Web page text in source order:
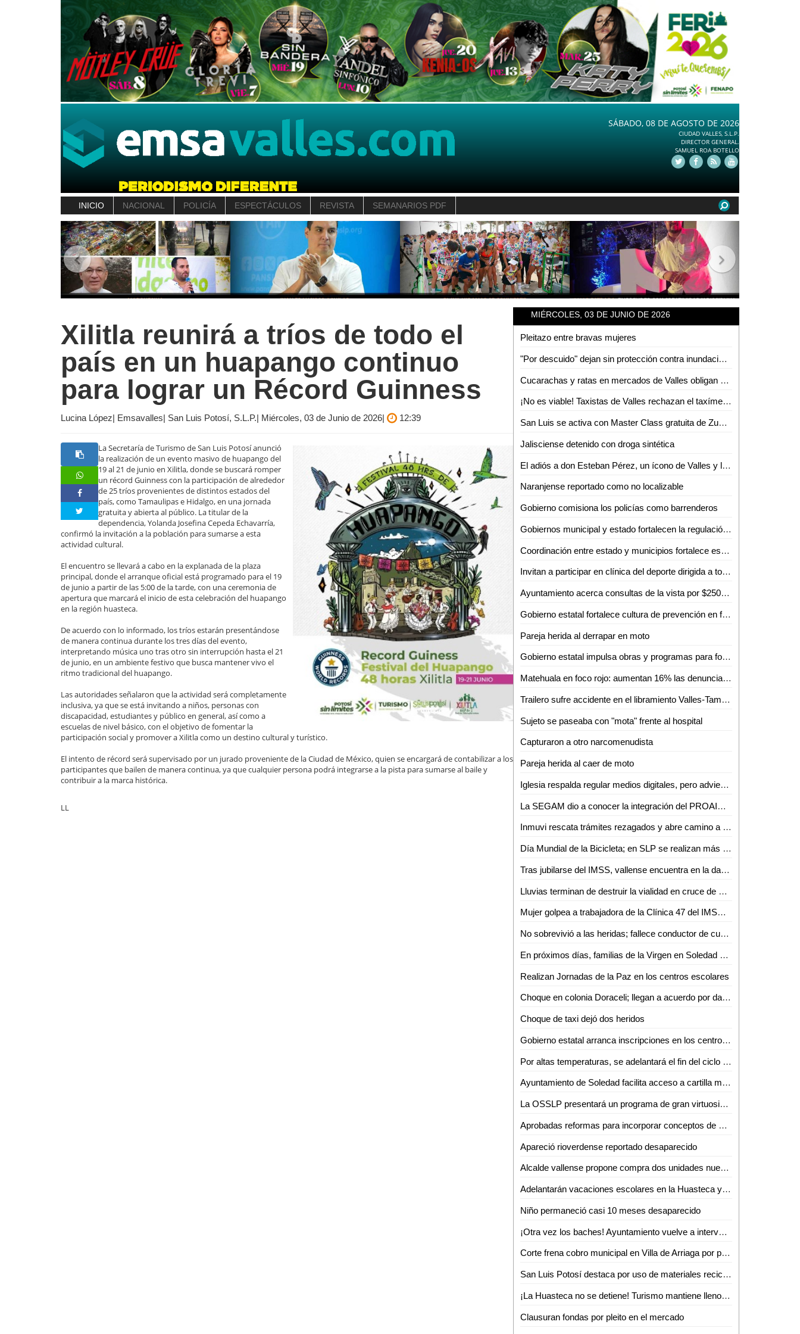
SÁBADO, 08 DE AGOSTO DE 2026
CIUDAD VALLES, S.L.P.
DIRECTOR GENERAL.
SAMUEL ROA BOTELLO
INICIO NACIONAL POLICÍA ESPECTÁCULOS REVISTA SEMANARIOS PDF
Xilitla reunirá a tríos de todo el
país en un huapango continuo
para lograr un Récord Guinness
Lucina López| Emsavalles| San Luis Potosí, S.L.P.| Miércoles, 03 de Junio de 2026| 12:39
La Secretaría de Turismo de San Luis Potosí anunció
la realización de un evento masivo de huapango del
19 al 21 de junio en Xilitla, donde se buscará romper
un récord Guinness con la participación de alrededor
de 25 tríos provenientes de distintos estados del
país, como Tamaulipas e Hidalgo, en una jornada
gratuita y abierta al público. La titular de la
dependencia, Yolanda Josefina Cepeda Echavarría,
confirmó la invitación a la población para sumarse a esta
actividad cultural.
El encuentro se llevará a cabo en la explanada de la plaza
principal, donde el arranque oficial está programado para el 19
de junio a partir de las 5:00 de la tarde, con una ceremonia de
apertura que marcará el inicio de esta celebración del huapango
en la región huasteca.
De acuerdo con lo informado, los tríos estarán presentándose
de manera continua durante los tres días del evento,
interpretando música uno tras otro sin interrupción hasta el 21
de junio, en un ambiente festivo que busca mantener vivo el
ritmo tradicional del huapango.
Las autoridades señalaron que la actividad será completamente
inclusiva, ya que se está invitando a niños, personas con
discapacidad, estudiantes y público en general, así como a
escuelas de nivel básico, con el objetivo de fomentar la
participación social y promover a Xilitla como un destino cultural y turístico.
El intento de récord será supervisado por un jurado proveniente de la Ciudad de México, quien se encargará de contabilizar a los
participantes que bailen de manera continua, ya que cualquier persona podrá integrarse a la pista para sumarse al baile y
contribuir a la marca histórica.
LL
MIÉRCOLES, 03 DE JUNIO DE 2026
Pleitazo entre bravas mujeres
"Por descuido" dejan sin protección contra inundaciones a colonias de Tamuín
Cucarachas y ratas en mercados de Valles obligan a intensas jornadas de sanitización
¡No es viable! Taxistas de Valles rechazan el taxímetro por baja demanda de viajes
San Luis se activa con Master Class gratuita de Zumba
Jalisciense detenido con droga sintética
El adiós a don Esteban Pérez, un ícono de Valles y la región
Naranjense reportado como no localizable
Gobierno comisiona los policías como barrenderos
Gobiernos municipal y estado fortalecen la regulación del transporte turístico en Ciudad Valles
Coordinación entre estado y municipios fortalece estrategia de seguridad en la huasteca
Invitan a participar en clínica del deporte dirigida a todas las disciplinas en Ciudad Valles
Ayuntamiento acerca consultas de la vista por $250 en Ciudad Valles
Gobierno estatal fortalece cultura de prevención en feria de seguridad y medio ambiente
Pareja herida al derrapar en moto
Gobierno estatal impulsa obras y programas para fortalecer el acceso al agua
Matehuala en foco rojo: aumentan 16% las denuncias delictivas en un año
Trailero sufre accidente en el libramiento Valles-Tamuín
Sujeto se paseaba con "mota" frente al hospital
Capturaron a otro narcomenudista
Pareja herida al caer de moto
Iglesia respalda regular medios digitales, pero advierte riesgo de caer en el autoritarismo
La SEGAM dio a conocer la integración del PROAIRE 2026-2036 para fortalecer la calidad del aire en la zona metropolitana
Inmuvi rescata trámites rezagados y abre camino a nuevas escrituraciones en Ciudad Valles
Día Mundial de la Bicicleta; en SLP se realizan más de 4 mil 500 viajes diarios
Tras jubilarse del IMSS, vallense encuentra en la danza folclórica una nueva forma de vida
Lluvias terminan de destruir la vialidad en cruce de Othón y Vicente C. Salazar
Mujer golpea a trabajadora de la Clínica 47 del IMSS tras discusión por consulta médica
No sobrevivió a las heridas; fallece conductor de cuatrimoto accidentado en Aquismón
En próximos días, familias de la Virgen en Soledad estrenarán consultorio, purificadora y parque urbano
Realizan Jornadas de la Paz en los centros escolares
Choque en colonia Doraceli; llegan a acuerdo por daños
Choque de taxi dejó dos heridos
Gobierno estatal arranca inscripciones en los centros de desarrollo infantil
Por altas temperaturas, se adelantará el fin del ciclo escolar
Ayuntamiento de Soledad facilita acceso a cartilla militar con jornadas en planteles educativos
La OSSLP presentará un programa de gran virtuosismo y tradición musical en el teatro de la paz
Aprobadas reformas para incorporar conceptos de gentrificación y vivienda asequible
Apareció rioverdense reportado desaparecido
Alcalde vallense propone compra dos unidades nuevas de recolección de basura
Adelantarán vacaciones escolares en la Huasteca y Zona Media por altas temperaturas
Niño permaneció casi 10 meses desaparecido
¡Otra vez los baches! Ayuntamiento vuelve a intervenir la avenida Ejército Mexicano
Corte frena cobro municipal en Villa de Arriaga por proyectos federales
San Luis Potosí destaca por uso de materiales reciclados en procesos productivos: INEGI
¡La Huasteca no se detiene! Turismo mantiene llenos los parajes y alista otro verano inolvidable
Clausuran fondas por pleito en el mercado